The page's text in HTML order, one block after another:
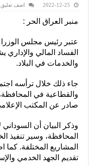
2022-12-25 اضف تعليق
منبر العراق الحر :
عتبر رئيس مجلس
الفساد المالي
والخدمات في البلاد.
جاء ذلك خلال ترأسه
والقطاعية في
صادر عن المكتب
وذكر البيان أن
المحافظة، وسير
المشاريع المختلفة.
تقديم الجهد الخدمي